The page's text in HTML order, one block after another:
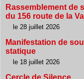
Rassemblement de
du 156 route de la
le 28 juillet 2026
Manifestation de
statique
le 18 juillet 2026
Cercle de Silence